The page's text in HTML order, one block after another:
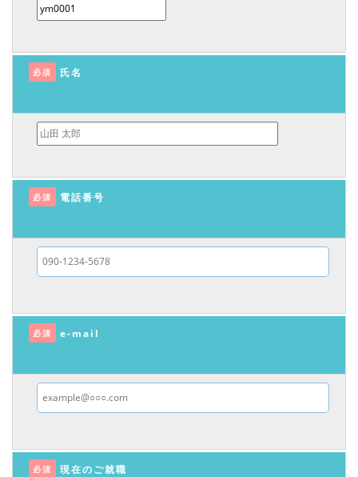
必須 氏名
必須 電話番号
必須 e-mail
必須 現在のご就職